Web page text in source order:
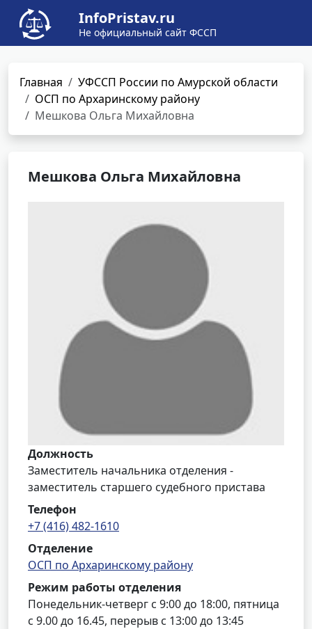
InfoPristav.ru
Не официальный сайт ФССП
Главная
УФССП России по Амурской области
ОСП по Архаринскому району
Мешкова Ольга Михайловна
Мешкова Ольга Михайловна
Должность
Заместитель начальника отделения -
заместитель старшего судебного пристава
Телефон
+7 (416) 482-1610
Отделение
ОСП по Архаринскому району
Режим работы отделения
Понедельник-четверг с 9:00 до 18:00, пятница
с 9.00 до 16.45, перерыв с 13:00 до 13:45